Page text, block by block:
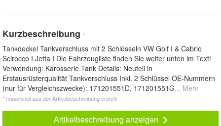
Kurzbeschreibung *
Tankdeckel Tankverschluss mit 2 Schlüsseln VW Golf I & Cabrio
Scirocco I Jetta I Die Fahrzeugliste finden Sie weiter unten im Text!
Verwendung: Karosserie Tank Details: Neuteil in
Erstausrüsterqualität Tankverschluss Inkl. 2 Schlüssel OE-Nummern
(nur für Vergleichszwecke): 171201551D, 171201551G... Mehr
* maschinell aus der Artikelbeschreibung erstellt
Artikelbeschreibung anzeigen